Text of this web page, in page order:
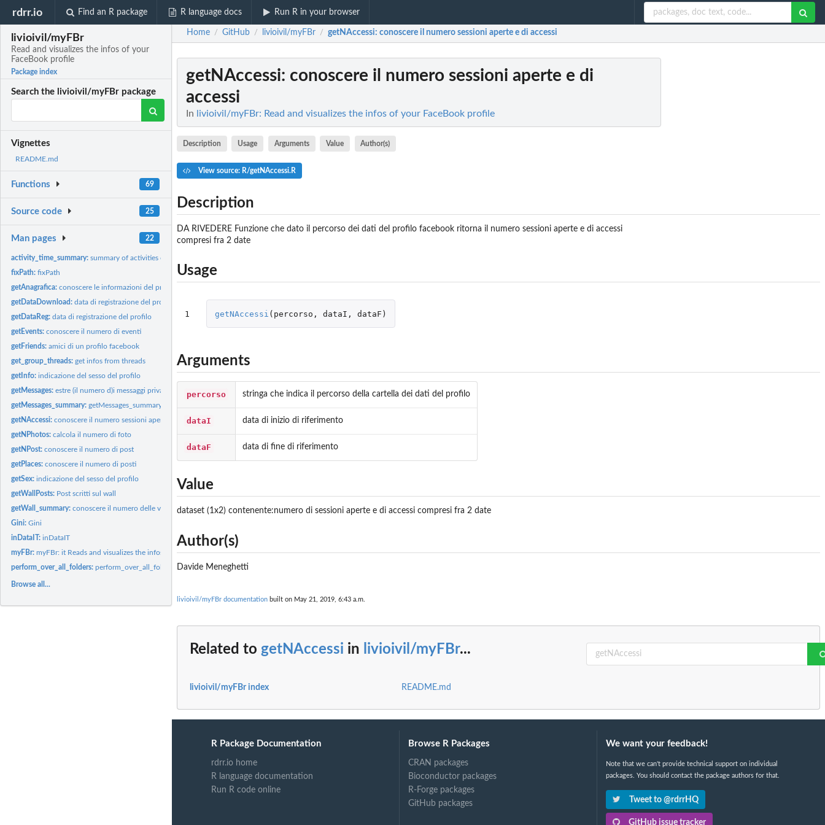
rdrr.io Find an R package R language docs Run R in your browser
livioivil/myFBr
Read and visualizes the infos of your
FaceBook profile
Package index
Search the livioivil/myFBr package
Vignettes
README.md
Functions 69
Source code 25
Man pages 22
activity_time_summary:summary of activities over time
fixPath:fixPath
getAnagrafica:conoscere le informazioni del profilo
getDataDownload:data di registrazione del profilo
getDataReg:data di registrazione del profilo
getEvents:conoscere il numero di eventi
getFriends:amici di un profilo facebook
get_group_threads:get infos from threads
getInfo:indicazione del sesso del profilo
getMessages:estre (il numero d)i messaggi privati
getMessages_summary:getMessages_summary
getNAccessi:conoscere il numero sessioni aperte e di accessi
getNPhotos:calcola il numero di foto
getNPost:conoscere il numero di post
getPlaces:conoscere il numero di posti
getSex:indicazione del sesso del profilo
getWallPosts: Post scritti sul wall
getWall_summary:conoscere il numero delle varie attivit? sul wall
Gini:Gini
inDataIT:inDataIT
myFBr:myFBr: it Reads and visualizes the infos of your FaceBook...
perform_over_all_folders:perform_over_all_folders
Browse all...
Home / GitHub / livioivil/myFBr / getNAccessi: conoscere il numero sessioni aperte e di accessi
getNAccessi: conoscere il numero sessioni aperte e di
accessi
In livioivil/myFBr: Read and visualizes the infos of your FaceBook profile
Description Usage Arguments Value Author(s)
View source: R/getNAccessi.R
Description
DA RIVEDERE Funzione che dato il percorso dei dati del profilo facebook ritorna il numero sessioni aperte e di accessi
compresi fra 2 date
Usage
1 getNAccessi ( percorso , dataI , dataF )
Arguments
percorso stringa che indica il percorso della cartella dei dati del profilo
dataI data di inizio di riferimento
dataF data di fine di riferimento
Value
dataset (1x2) contenente:numero di sessioni aperte e di accessi compresi fra 2 date
Author(s)
Davide Meneghetti
livioivil/myFBr documentation built on May 21, 2019, 6:43 a.m.
Related to getNAccessi in livioivil/myFBr...
livioivil/myFBr index README.md
R Package Documentation
rdrr.io home
R language documentation
Run R code online
Browse R Packages
CRAN packages
Bioconductor packages
R-Forge packages
GitHub packages
We want your feedback!
Note that we can't provide technical support on individual
packages. You should contact the package authors for that.
Tweet to @rdrrHQ
GitHub issue tracker